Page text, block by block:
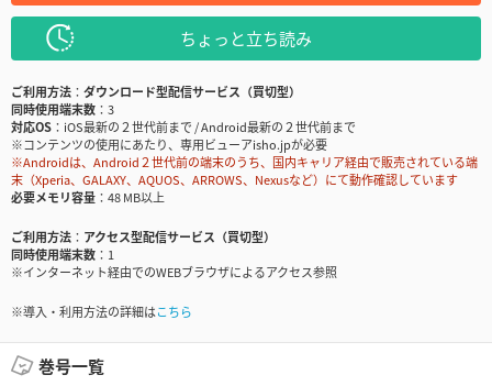
ちょっと立ち読み
ご利用方法
ダウンロード型配信サービス（買切型）
同時使用端末数
3
対応OS
iOS最新の２世代前まで / Android最新の２世代前まで
※コンテンツの使用にあたり、専用ビューアisho.jpが必要
※Androidは、Android２世代前の端末のうち、国内キャリア経由で販売されている端
末（Xperia、GALAXY、AQUOS、ARROWS、Nexusなど）にて動作確認しています
必要メモリ容量
48 MB以上
ご利用方法
アクセス型配信サービス（買切型）
同時使用端末数
1
※インターネット経由でのWEBブラウザによるアクセス参照
※導入・利用方法の詳細はこちら
巻号一覧